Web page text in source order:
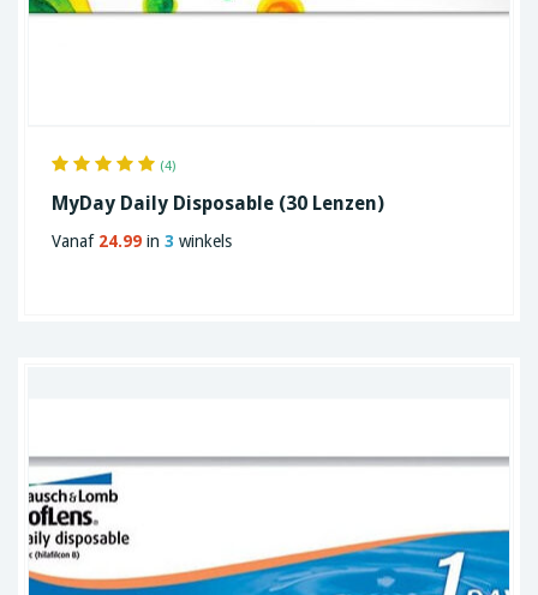
(4)
MyDay Daily Disposable (30 Lenzen)
Vanaf 24.99 in 3 winkels